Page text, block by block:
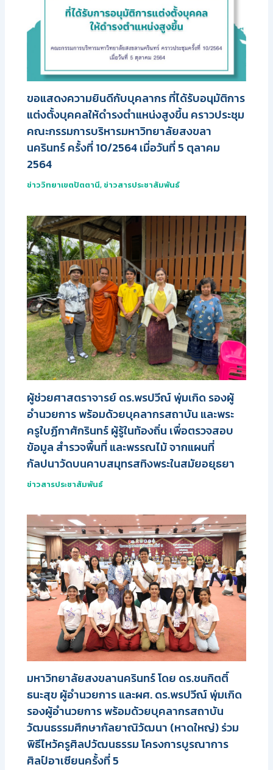
ขอแสดงความยินดีกับบุคลากร ที่ได้รับอนุมัติการ
แต่งตั้งบุคคลให้ดำรงตำแหน่งสูงขึ้น คราวประชุม
คณะกรรมการบริหารมหาวิทยาลัยสงขลา
นครินทร์ ครั้งที่ 10/2564 เมื่อวันที่ 5 ตุลาคม
2564
ข่าววิทยาเขตปัตตานี, ข่าวสารประชาสัมพันธ์
ผู้ช่วยศาสตราจารย์ ดร.พรปวีณ์ พุ่มเกิด รองผู้
อำนวยการ พร้อมด้วยบุคลากรสถาบัน และพระ
ครูใบฏีกาศักรินทร์ ผู้รู้ในท้องถิ่น เพื่อตรวจสอบ
ข้อมูล สำรวจพื้นที่ และพรรณไม้ จากแผนที่
กัลปนาวัดบนคาบสมุทรสทิงพระในสมัยอยุธยา
ข่าวสารประชาสัมพันธ์
มหาวิทยาลัยสงขลานครินทร์ โดย ดร.ชนกิตติ์
ธนะสุข ผู้อำนวยการ และผศ. ดร.พรปวีณ์ พุ่มเกิด
รองผู้อำนวยการ พร้อมด้วยบุคลากรสถาบัน
วัฒนธรรมศึกษากัลยาณิวัฒนา (หาดใหญ่) ร่วม
พิธีไหว้ครูศิลปวัฒนธรรม โครงการบูรณาการ
ศิลป์อาเซียนครั้งที่ 5